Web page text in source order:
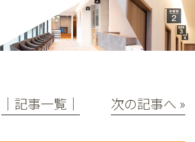
│記事一覧│ 次の記事へ »